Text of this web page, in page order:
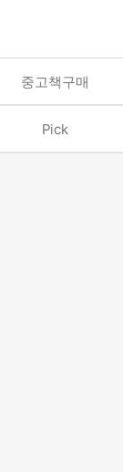
중고책구매
Pick